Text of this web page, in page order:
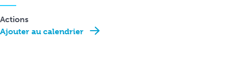
Actions
Ajouter au calendrier